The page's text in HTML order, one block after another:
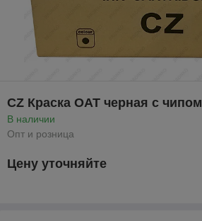
CZ Краска OAT черная с чипом
В наличии
Опт и розница
Цену уточняйте